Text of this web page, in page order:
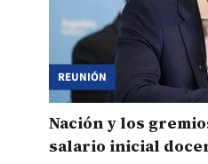
REUNIÓN
Nación y los
salario inicial